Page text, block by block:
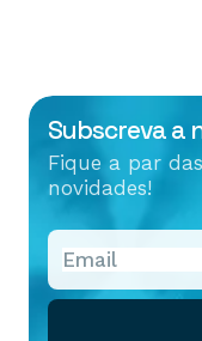
Subscreva a
Fique a par
novidades!